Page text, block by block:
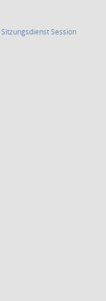
SitzungsdienstSession(Wird in